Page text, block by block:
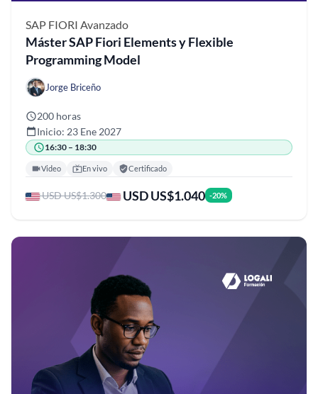
SAP FIORI Avanzado
Máster SAP Fiori Elements y Flexible
Programming Model
Jorge Briceño
200 horas
Inicio: 23 Ene 2027
16:30 – 18:30
Video En vivo Certificado
USD US$1.300 USD US$1.040 -20%